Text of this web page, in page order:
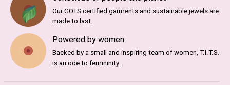
Our GOTS certified garments and sustainable jewels are
made to last.
Powered by women
Backed by a small and inspiring team of women, T.I.T.S.
is an ode to femininity.